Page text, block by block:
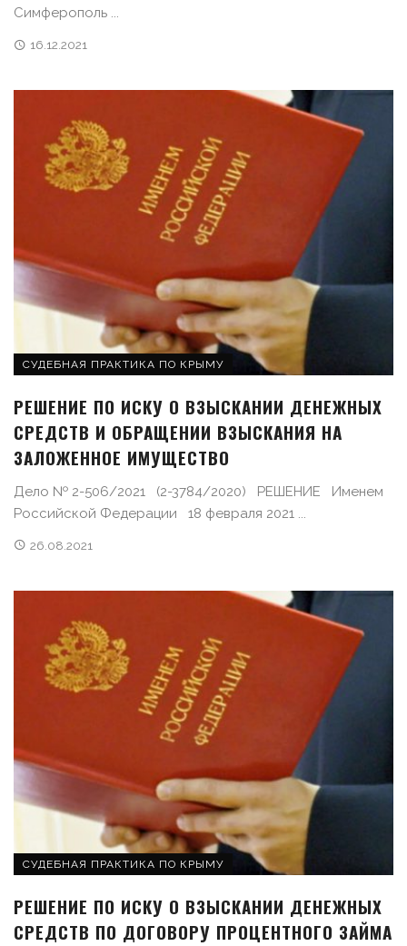
Симферополь ...
16.12.2021
СУДЕБНАЯ ПРАКТИКА ПО КРЫМУ
РЕШЕНИЕ ПО ИСКУ О ВЗЫСКАНИИ ДЕНЕЖНЫХ
СРЕДСТВ И ОБРАЩЕНИИ ВЗЫСКАНИЯ НА
ЗАЛОЖЕННОЕ ИМУЩЕСТВО
Дело № 2-506/2021 (2-3784/2020) РЕШЕНИЕ Именем
Российской Федерации 18 февраля 2021 ...
26.08.2021
СУДЕБНАЯ ПРАКТИКА ПО КРЫМУ
РЕШЕНИЕ ПО ИСКУ О ВЗЫСКАНИИ ДЕНЕЖНЫХ
СРЕДСТВ ПО ДОГОВОРУ ПРОЦЕНТНОГО ЗАЙМА